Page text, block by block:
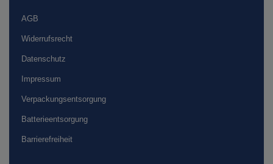
AGB
Widerrufsrecht
Datenschutz
Impressum
Verpackungsentsorgung
Batterieentsorgung
Barrierefreiheit